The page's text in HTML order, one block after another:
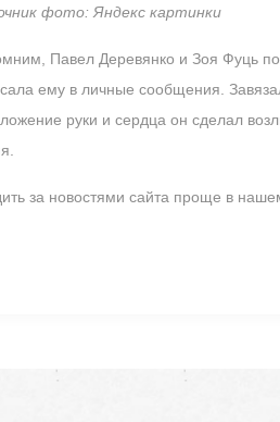
фото: Яндекс картинки
Павел Деревянко и Зоя Фуць
ему в личные сообщения.
руки и сердца он сделал
за новостями сайта проще в